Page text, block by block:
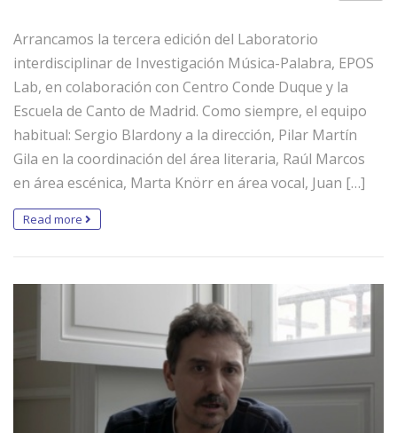
Arrancamos la tercera edición del Laboratorio
interdisciplinar de Investigación Música-Palabra, EPOS
Lab, en colaboración con Centro Conde Duque y la
Escuela de Canto de Madrid. Como siempre, el equipo
habitual: Sergio Blardony a la dirección, Pilar Martín
Gila en la coordinación del área literaria, Raúl Marcos
en área escénica, Marta Knörr en área vocal, Juan […]
Read more